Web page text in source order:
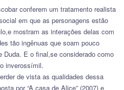
conferem um tratamento realista
em que as personagens estão
mostram as interações delas com
tão ingênuas que soam pouco
E o final,se considerado como
inverossímil.
de vista as qualidades dessa
por “A casa de Alice” (2007) e